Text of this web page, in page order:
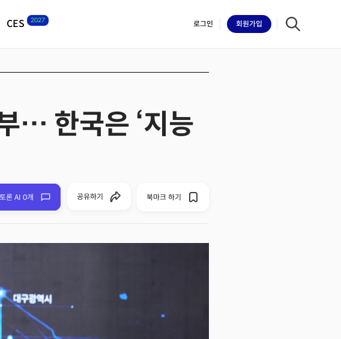
CES 2027
필드 가이드
CES2027 with TheMiilk
로그인 회원가입
… 한국은 ‘지능
토론 AI 0개 공유하기 북마크 하기